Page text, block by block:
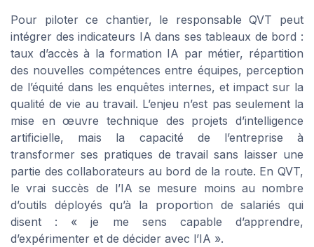
Pour piloter ce chantier, le responsable QVT peut
intégrer des indicateurs IA dans ses tableaux de bord :
taux d’accès à la formation IA par métier, répartition
des nouvelles compétences entre équipes, perception
de l’équité dans les enquêtes internes, et impact sur la
qualité de vie au travail. L’enjeu n’est pas seulement la
mise en œuvre technique des projets d’intelligence
artificielle, mais la capacité de l’entreprise à
transformer ses pratiques de travail sans laisser une
partie des collaborateurs au bord de la route. En QVT,
le vrai succès de l’IA se mesure moins au nombre
d’outils déployés qu’à la proportion de salariés qui
disent : « je me sens capable d’apprendre,
d’expérimenter et de décider avec l’IA ».